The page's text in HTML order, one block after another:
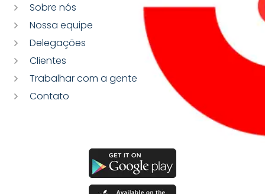
Sobre nós
Nossa equipe
Delegações
Clientes
Trabalhar com a gente
Contato